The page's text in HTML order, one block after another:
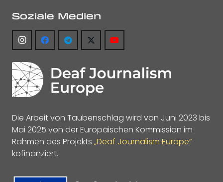
Soziale Medien
Die Arbeit von Taubenschlag wird von Juni 2023 bis
Mai 2025 von der Europäischen Kommission im
Rahmen des Projekts „Deaf Journalism Europe“
kofinanziert.